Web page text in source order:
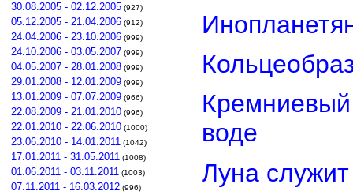
30.08.2005 - 02.12.2005 (927)
05.12.2005 - 21.04.2006 (912)
24.04.2006 - 23.10.2006 (999)
24.10.2006 - 03.05.2007 (999)
04.05.2007 - 28.01.2008 (999)
29.01.2008 - 12.01.2009 (999)
13.01.2009 - 07.07.2009 (966)
22.08.2009 - 21.01.2010 (996)
22.01.2010 - 22.06.2010 (1000)
23.06.2010 - 14.01.2011 (1042)
17.01.2011 - 31.05.2011 (1008)
01.06.2011 - 03.11.2011 (1003)
07.11.2011 - 16.03.2012 (996)
воде
Луна